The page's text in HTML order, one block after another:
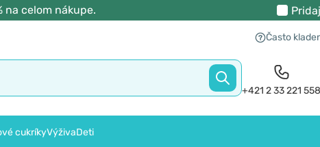
na celom nákupe.
Často
+421 2 33 221 558
cukríkyVýživaDeti